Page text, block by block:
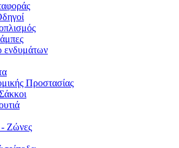
ενδυμάτων
Προστασίας
Ζώνες